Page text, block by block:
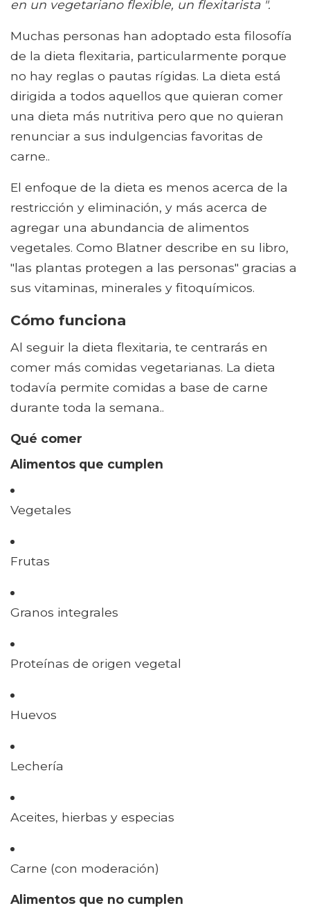
en un vegetariano flexible, un flexitarista ".
Muchas personas han adoptado esta filosofía
de la dieta flexitaria, particularmente porque
no hay reglas o pautas rígidas. La dieta está
dirigida a todos aquellos que quieran comer
una dieta más nutritiva pero que no quieran
renunciar a sus indulgencias favoritas de
carne..
El enfoque de la dieta es menos acerca de la
restricción y eliminación, y más acerca de
agregar una abundancia de alimentos
vegetales. Como Blatner describe en su libro,
"las plantas protegen a las personas" gracias a
sus vitaminas, minerales y fitoquímicos.
Cómo funciona
Al seguir la dieta flexitaria, te centrarás en
comer más comidas vegetarianas. La dieta
todavía permite comidas a base de carne
durante toda la semana..
Qué comer
Alimentos que cumplen
Vegetales
Frutas
Granos integrales
Proteínas de origen vegetal
Huevos
Lechería
Aceites, hierbas y especias
Carne (con moderación)
Alimentos que no cumplen